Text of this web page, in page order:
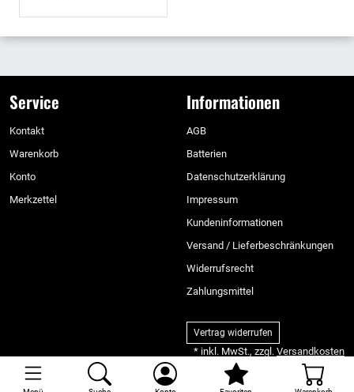
Service
Kontakt
Warenkorb
Konto
Merkzettel
Informationen
AGB
Batterien
Datenschutzerklärung
Impressum
Kundeninformationen
Versand / Lieferbeschränkungen
Widerrufsrecht
Zahlungsmittel
Vertrag widerrufen
* inkl. MwSt., zzgl. Versandkosten